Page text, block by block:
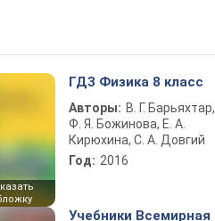
ГДЗ Физика 8 класс
Авторы: В. Г. Барьяхтар,
Ф. Я. Божинова, Е. А.
Кирюхина, С. А. Довгий
Год: 2016
Учебники Всемирная